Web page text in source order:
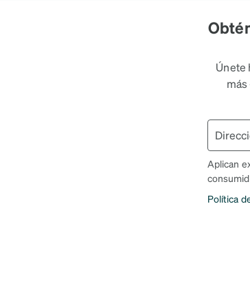
Únete
Aplican
Política